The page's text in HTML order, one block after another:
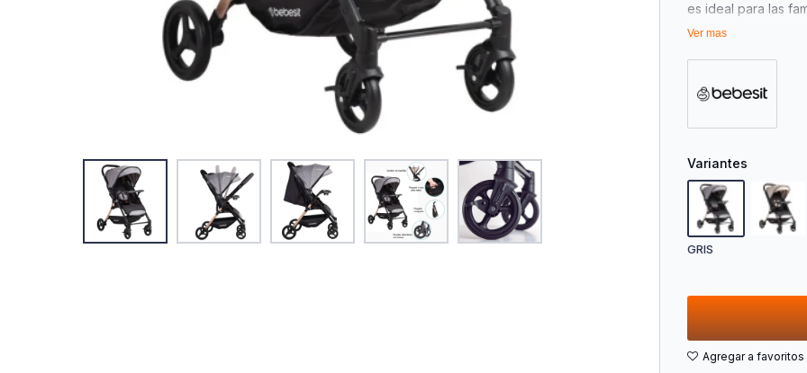
es ideal para las
paseos diarios.
kilos de peso.
Cambio de
cuando lo necesite.
guardarlo o
capacidad máxima
recomendada:
asegurando
cm Peso: 6,5 kg
sin
Ver mas
Variantes
GRIS